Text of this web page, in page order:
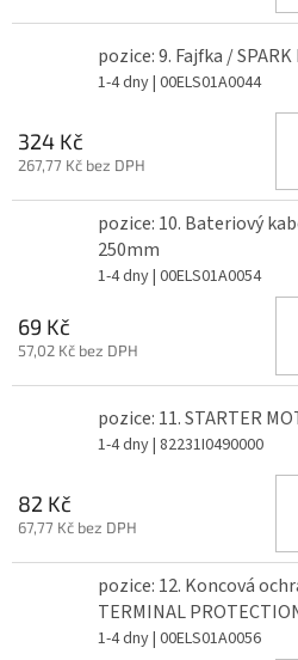
pozice: 9. Fajfka /
1-4 dny| 00ELS01A0044
324 Kč
267,77 Kč bez DPH
pozice: 10. Bateriový
250mm
1-4 dny| 00ELS01A0054
69 Kč
57,02 Kč bez DPH
pozice: 11. STARTER
1-4 dny| 82231I0490000
82 Kč
67,77 Kč bez DPH
pozice: 12. Koncová
TERMINAL
1-4 dny| 00ELS01A0056